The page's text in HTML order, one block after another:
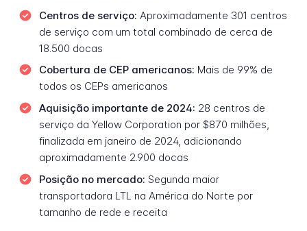
Centros de serviço: Aproximadamente 301 centros
de serviço com um total combinado de cerca de
18.500 docas
Cobertura de CEP americanos: Mais de 99% de
todos os CEPs americanos
Aquisição importante de 2024: 28 centros de
serviço da Yellow Corporation por $870 milhões,
finalizada em janeiro de 2024, adicionando
aproximadamente 2.900 docas
Posição no mercado: Segunda maior
transportadora LTL na América do Norte por
tamanho de rede e receita